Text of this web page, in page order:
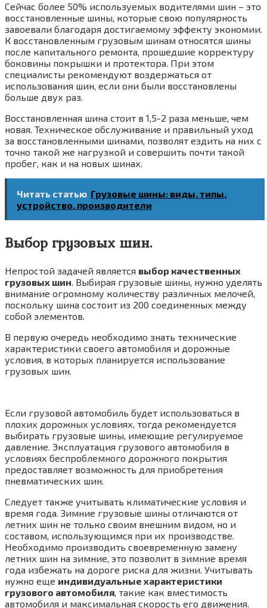
Сейчас более 50% используемых водителями шин – это
восстановленные шины, которые свою популярность
завоевали благодаря достигаемому эффекту экономии.
К восстановленным грузовым шинам относятся шины
после капитального ремонта, прошедшие корректуру
боковины покрышки и протектора. При этом
специалисты рекомендуют воздержаться от
использования шин, если они были восстановлены
больше двух раз.
Восстановленная шина стоит в 1,5-2 раза меньше, чем
новая. Техническое обслуживание и правильный уход
за восстановленными шинами, позволят ездить на них с
точно такой же нагрузкой и совершить почти такой
пробег, как и на новых шинах.
Читать статью Грузовые шины: виды, типы,
устройство, производители
Выбор грузовых шин.
Непростой задачей является выбор качественных
грузовых шин. Выбирая грузовые шины, нужно уделять
внимание огромному количеству различных мелочей,
поскольку шина состоит из 200 соединенных между
собой элементов.
В первую очередь необходимо знать технические
характеристики своего автомобиля и дорожные
условия, в которых планируется использование
грузовых шин.
Если грузовой автомобиль будет использоваться в
плохих дорожных условиях, тогда рекомендуется
выбирать грузовые шины, имеющие регулируемое
давление. Эксплуатация грузового автомобиля в
условиях беспроблемного дорожного покрытия
предоставляет возможность для приобретения
пневматических шин.
Следует также учитывать климатические условия и
время года. Зимние грузовые шины отличаются от
летних шин не только своим внешним видом, но и
составом, использующимся при их производстве.
Необходимо производить своевременную замену
летних шин на зимние, это позволит в зимние время
года избежать на дороге риска для жизни. Учитывать
нужно еще индивидуальные характеристики
грузового автомобиля, такие как вместимость
автомобиля и максимальная скорость его движения.